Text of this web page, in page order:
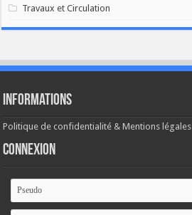
Travaux et Circulation
Informations
Politique de confidentialité & Mentions légales
Connexion